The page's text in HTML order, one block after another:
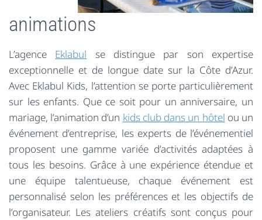
animations
L’agence Eklabul se distingue par son expertise
exceptionnelle et de longue date sur la Côte d’Azur.
Avec Eklabul Kids, l’attention se porte particulièrement
sur les enfants. Que ce soit pour un anniversaire, un
mariage, l’animation d’un kids club dans un hôtel ou un
événement d’entreprise, les experts de l’événementiel
proposent une gamme variée d’activités adaptées à
tous les besoins. Grâce à une expérience étendue et
une équipe talentueuse, chaque événement est
personnalisé selon les préférences et les objectifs de
l’organisateur. Les ateliers créatifs sont conçus pour